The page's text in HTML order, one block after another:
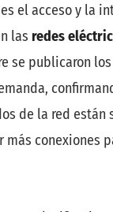
el acceso y la
las redes
se publicaron
de la red están
conexiones